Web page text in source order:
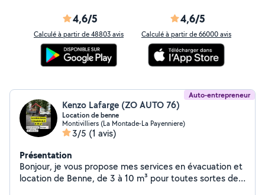
4,6/5
Calculé à partir de 48803 avis
4,6/5
Calculé à partir de 66000 avis
Auto-entrepreneur
Kenzo Lafarge (ZO AUTO 76)
Location de benne
Montivilliers (La Montade-La Payenniere)
3/5 (1 avis)
Présentation
Bonjour, je vous propose mes services en évacuation et
location de Benne, de 3 à 10 m³ pour toutes sortes de